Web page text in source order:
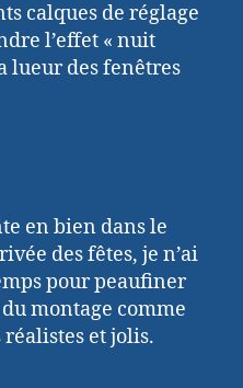
calques de réglage
l’effet « nuit
lueur des fenêtres
en bien dans le
des fêtes, je n’ai
pour peaufiner
montage comme
et jolis.